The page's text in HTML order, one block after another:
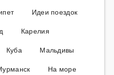
Идеи поездок
Карелия
Куба
Мальдивы
На море